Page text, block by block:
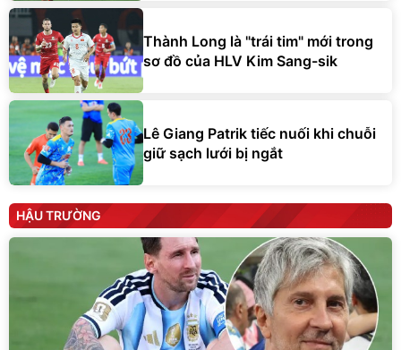
Thành Long là "trái tim" mới trong
sơ đồ của HLV Kim Sang-sik
Lê Giang Patrik tiếc nuối khi chuỗi
giữ sạch lưới bị ngắt
HẬU TRƯỜNG